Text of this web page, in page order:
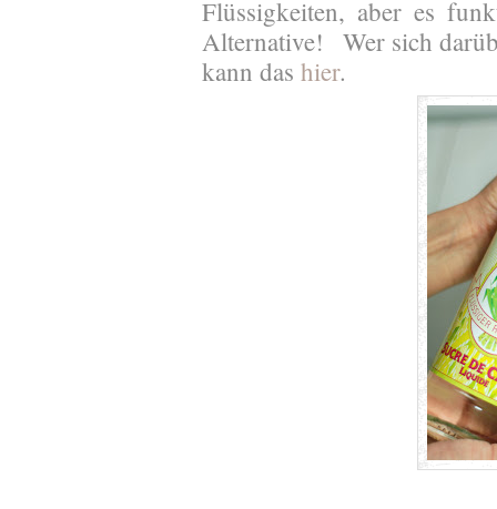
Flüssigkeiten, aber es
Alternative!
Wer sich
kann das hier.